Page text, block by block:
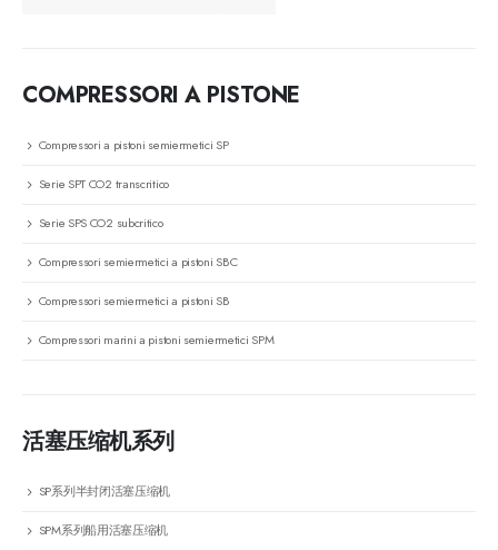
COMPRESSORI A PISTONE
Compressori a pistoni semiermetici SP
Serie SPT CO2 transcritico
Serie SPS CO2 subcritico
Compressori semiermetici a pistoni SBC
Compressori semiermetici a pistoni SB
Compressori marini a pistoni semiermetici SPM
活塞压缩机系列
SP系列半封闭活塞压缩机
SPM系列船用活塞压缩机